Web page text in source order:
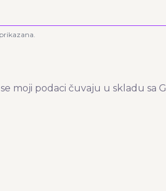
moji podaci čuvaju u skladu sa